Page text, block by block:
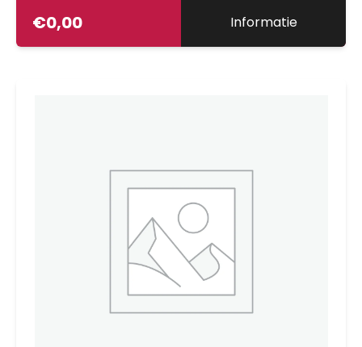
€0,00 Informatie